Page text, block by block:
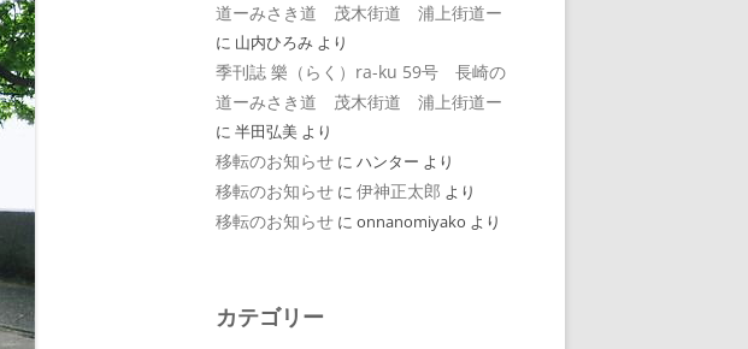
道ーみさき道 茂木街道 浦上街道ー
に 山内ひろみ より
季刊誌 樂（らく）ra-ku 59号 長崎の
道ーみさき道 茂木街道 浦上街道ー
に 半田弘美 より
移転のお知らせ に ハンター より
移転のお知らせ に 伊神正太郎 より
移転のお知らせ に onnanomiyako より
カテゴリー